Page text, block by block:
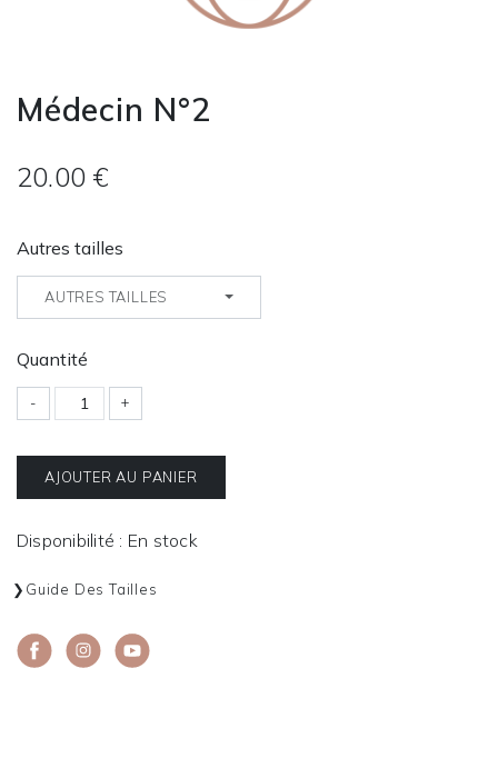
Médecin N°2
20.00 €
Autres tailles
AUTRES TAILLES
Quantité
- +
AJOUTER AU PANIER
Disponibilité : En stock
Guide Des Tailles